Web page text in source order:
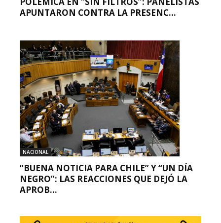
APUNTARON CONTRA LA PRESENC...
NACIONAL
“BUENA NOTICIA PARA CHILE” Y “UN DÍA
NEGRO”: LAS REACCIONES QUE DEJÓ LA
APROB...